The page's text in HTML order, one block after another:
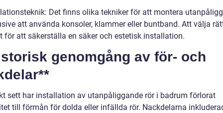
Det finns olika tekniker för att montera
att använda konsoler, klammer eller buntband. Att välja
för att säkerställa en säker och estetisk installation.
genomgång av för- och
sett har installation av utanpåliggande rör i badrum förlorat
till förmån för dolda eller infällda rör. Nackdelarna